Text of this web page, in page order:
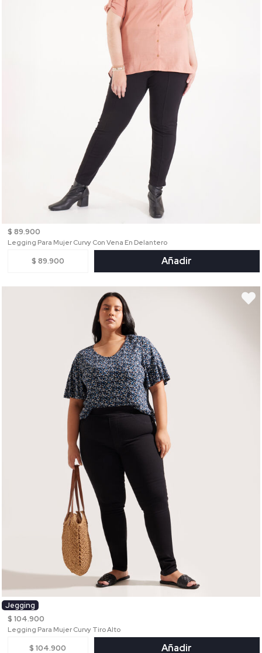
$ 89.900
Legging Para Mujer Curvy Con Vena En Delantero
$ 89.900 Añadir
Jegging
$ 104.900
Legging Para Mujer Curvy Tiro Alto
$ 104.900 Añadir